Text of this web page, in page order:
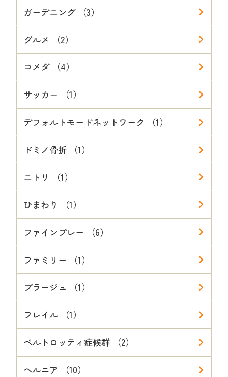
ガーデニング （3）
グルメ （2）
コメダ （4）
サッカー （1）
デフォルトモードネットワーク （1）
ドミノ骨折 （1）
ニトリ （1）
ひまわり （1）
ファインプレー （6）
ファミリー （1）
プラージュ （1）
フレイル （1）
ベルトロッティ症候群 （2）
ヘルニア （10）